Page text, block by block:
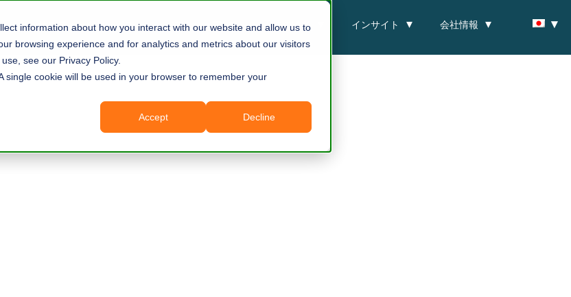
information about how you interact with our website and allow us to
browsing experience and for analytics and metrics about our visitors
see our Privacy Policy.
single cookie will be used in your browser to remember your
Accept Decline
コンサルティングサービス ソフトウェア 手法の特徴 インサイト 会社情報